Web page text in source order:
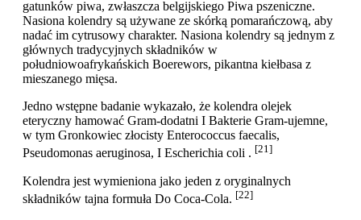
gatunków piwa, zwłaszcza belgijskiego Piwa pszeniczne.
Nasiona kolendry są używane ze skórką pomarańczową, aby
nadać im cytrusowy charakter. Nasiona kolendry są jednym z
głównych tradycyjnych składników w
południowoafrykańskich Boerewors, pikantna kiełbasa z
mieszanego mięsa.
Jedno wstępne badanie wykazało, że kolendra olejek
eteryczny hamować Gram-dodatni I Bakterie Gram-ujemne,
w tym Gronkowiec złocisty Enterococcus faecalis,
Pseudomonas aeruginosa, I Escherichia coli . [21]
Kolendra jest wymieniona jako jeden z oryginalnych
składników tajna formuła Do Coca-Cola. [22]